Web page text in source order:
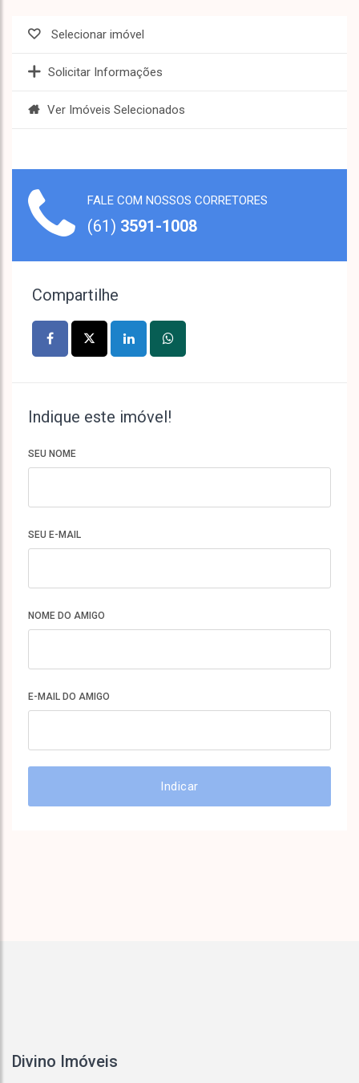
Selecionar imóvel
Solicitar Informações
Ver Imóveis Selecionados
FALE COM NOSSOS CORRETORES
(61) 3591-1008
Compartilhe
Indique este imóvel!
SEU NOME
SEU E-MAIL
NOME DO AMIGO
E-MAIL DO AMIGO
Indicar
Divino Imóveis